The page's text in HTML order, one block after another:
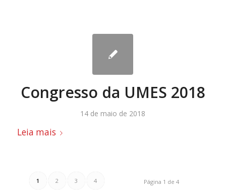
Congresso da UMES 2018
14 de maio de 2018
Leia mais
Página 1 de 4
1 2 3 4